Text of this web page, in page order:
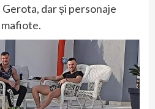
dar și personaje